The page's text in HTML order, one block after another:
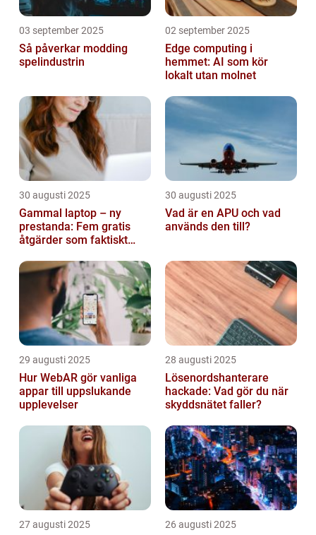
03 september 2025
Så påverkar modding
spelindustrin
02 september 2025
Edge computing i
hemmet: AI som kör
lokalt utan molnet
30 augusti 2025
Gammal laptop – ny
prestanda: Fem gratis
åtgärder som faktiskt
30 augusti 2025
Vad är en APU och vad
används den till?
29 augusti 2025
Hur WebAR gör vanliga
appar till uppslukande
upplevelser
28 augusti 2025
Lösenordshanterare
hackade: Vad gör du när
skyddsnätet faller?
27 augusti 2025 26 augusti 2025